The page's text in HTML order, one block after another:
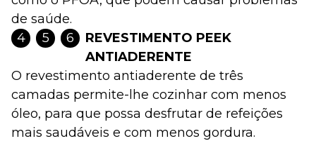
de saúde.
4
5 6
REVESTIMENTO PEEK
ANTIADERENTE
O revestimento antiaderente de três
camadas permite-lhe cozinhar com menos
óleo, para que possa desfrutar de refeições
mais saudáveis e com menos gordura.